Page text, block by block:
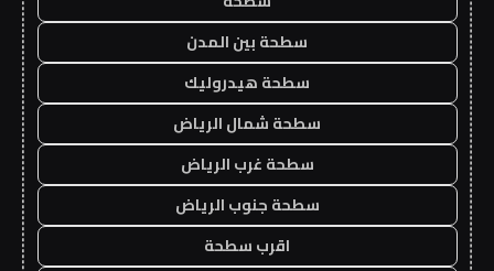
سطحة بين المدن
سطحة هيدروليك
سطحة شمال الرياض
سطحة غرب الرياض
سطحة جنوب الرياض
اقرب سطحة